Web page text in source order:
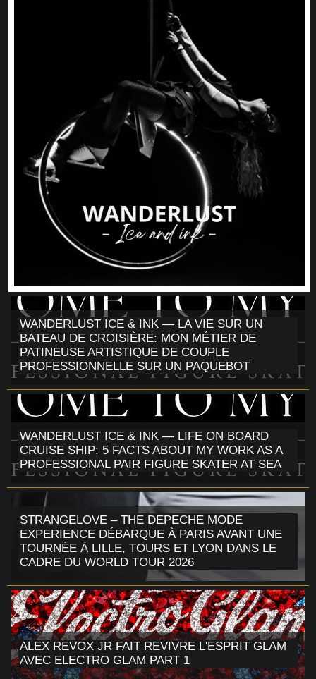
WANDERLUST ICE & INK — LA VIE SUR UN
BATEAU DE CROISIÈRE: MON MÉTIER DE
PATINEUSE ARTISTIQUE DE COUPLE
PROFESSIONNELLE SUR UN PAQUEBOT
WANDERLUST ICE & INK — LIFE ON BOARD
CRUISE SHIP: 5 FACTS ABOUT MY WORK AS A
PROFESSIONAL PAIR FIGURE SKATER AT SEA
STRANGELOVE – THE DEPECHE MODE
EXPERIENCE DÉBARQUE À PARIS AVANT UNE
TOURNÉE À LILLE, TOURS ET LYON DANS LE
CADRE DU WORLD TOUR 2026
ALEX REVOX JR FAIT REVIVRE L'ESPRIT GLAM
AVEC ELECTRO GLAM PART 1